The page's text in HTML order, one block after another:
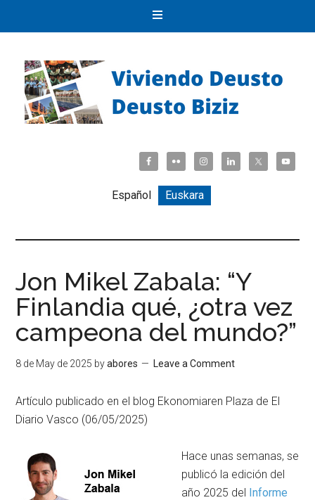
Español Euskara
Jon Mikel Zabala: “Y
Finlandia qué, ¿otra vez
campeona del mundo?”
8 de May de 2025 byabores Leave a Comment
Artículo publicado en el blog Ekonomiaren Plaza de El
Diario Vasco (06/05/2025)
Hace unas semanas, se
publicó la edición del
año 2025 del Informe